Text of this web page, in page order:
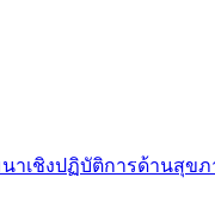
เชิงปฏิบัติการด้านสุขภา